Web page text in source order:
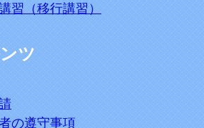
習（移行講習）
ツ
の遵守事項